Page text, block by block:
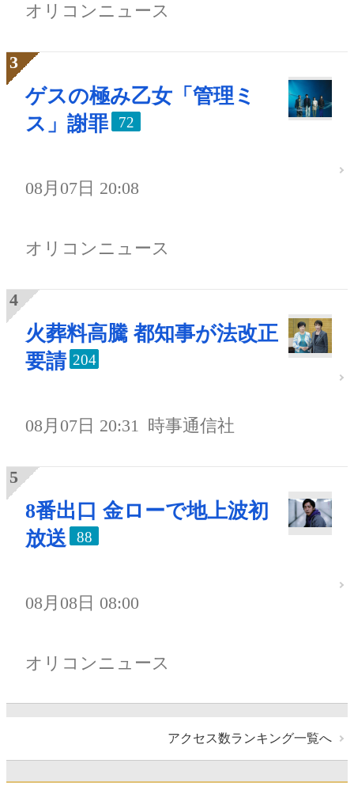
オリコンニュース
ゲスの極み乙女「管理ミ
ス」謝罪
72
08月07日 20:08
オリコンニュース
火葬料高騰 都知事が法改正
要請 204
08月07日 20:31 時事通信社
8番出口 金ローで地上波初
放送
88
08月08日 08:00
オリコンニュース
アクセス数ランキング一覧へ